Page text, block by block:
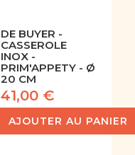
DE BUYER -
CASSEROLE
INOX -
PRIM'APPETY - Ø
20 CM
41,00 €
AJOUTER AU PANIER